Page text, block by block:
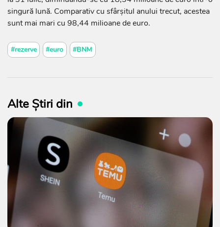
singură lună. Comparativ cu sfârșitul anului trecut, acestea
sunt mai mari cu 98,44 milioane de euro.
#rezerve #euro #BNM
Alte Știri din